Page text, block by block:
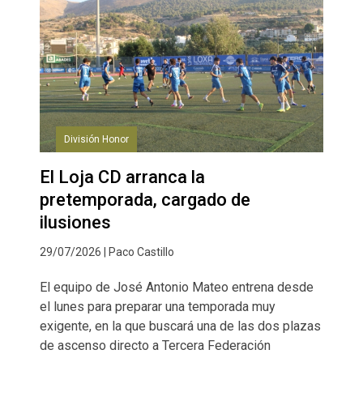
División Honor
El Loja CD arranca la
pretemporada, cargado de
ilusiones
29/07/2026 | Paco Castillo
El equipo de José Antonio Mateo entrena desde
el lunes para preparar una temporada muy
exigente, en la que buscará una de las dos plazas
de ascenso directo a Tercera Federación